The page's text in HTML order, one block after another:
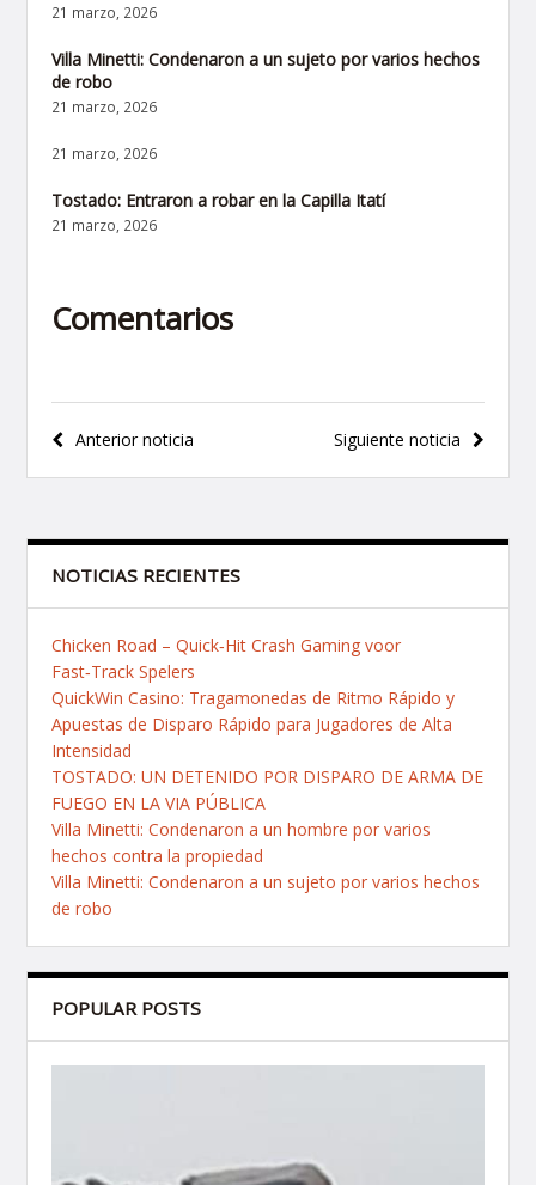
21 marzo, 2026
Villa Minetti: Condenaron a un sujeto por varios hechos
de robo
21 marzo, 2026
21 marzo, 2026
Tostado: Entraron a robar en la Capilla Itatí
21 marzo, 2026
Comentarios
Navegación
de
Siguiente noticia
Anterior noticia
NOTICIAS RECIENTES
Chicken Road – Quick‑Hit Crash Gaming voor
Fast‑Track Spelers
QuickWin Casino: Tragamonedas de Ritmo Rápido y
Apuestas de Disparo Rápido para Jugadores de Alta
Intensidad
TOSTADO: UN DETENIDO POR DISPARO DE ARMA DE
FUEGO EN LA VIA PÚBLICA
Villa Minetti: Condenaron a un hombre por varios
hechos contra la propiedad
Villa Minetti: Condenaron a un sujeto por varios hechos
de robo
POPULAR POSTS